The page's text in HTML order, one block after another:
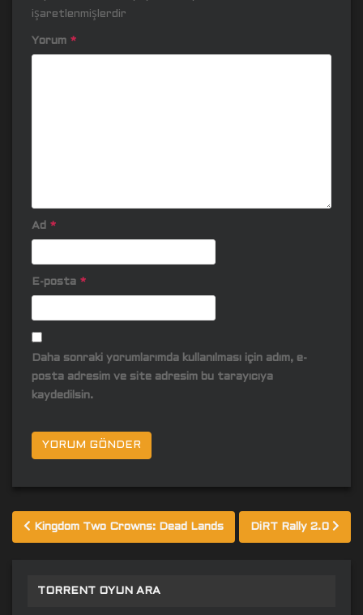
işaretlenmişlerdir
Yorum *
Ad *
E-posta *
Daha sonraki yorumlarımda kullanılması için adım, e-
posta adresim ve site adresim bu tarayıcıya
kaydedilsin.
Yazı
gezinmesi
Kingdom Two Crowns: Dead Lands DiRT Rally 2.0
TORRENT OYUN ARA